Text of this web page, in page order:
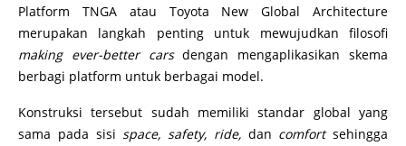
Platform TNGA atau Toyota New Global Architecture
merupakan langkah penting untuk mewujudkan filosofi
making ever-better carsdengan mengaplikasikan skema
berbagi platform untuk berbagai model.
Konstruksi tersebut sudah memiliki standar global yang
sama pada sisi space, safety, ride,dan comfortsehingga